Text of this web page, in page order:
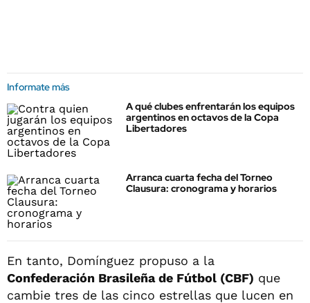
Informate más
A qué clubes enfrentarán los equipos
argentinos en octavos de la Copa
Libertadores
Arranca cuarta fecha del Torneo
Clausura: cronograma y horarios
En tanto, Domínguez propuso a la
Confederación Brasileña de Fútbol (CBF) que
cambie tres de las cinco estrellas que lucen en